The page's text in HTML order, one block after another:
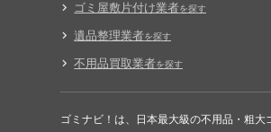
ゴミ屋敷片付け業者を探す
遺品整理業者を探す
不用品買取業者を探す
ゴミナビ！は、日本最大級の不用品・粗